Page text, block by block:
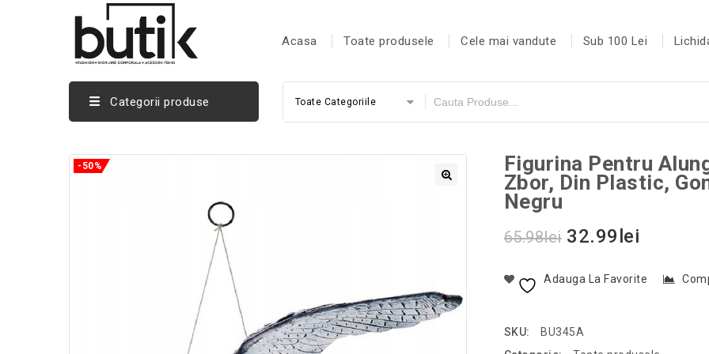
Acasa Toate produsele Cele mai vandute Sub 100 Lei
Categorii produse Toate Categoriile
-50%
Figurina Pentru
Zbor, Din Plastic,
Negru
65.98lei 32.99 lei
Adauga La Favorite
SKU:
BU345A